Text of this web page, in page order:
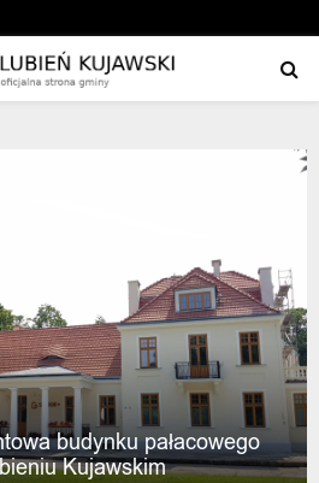
budynku pałacowego
Kujawskim